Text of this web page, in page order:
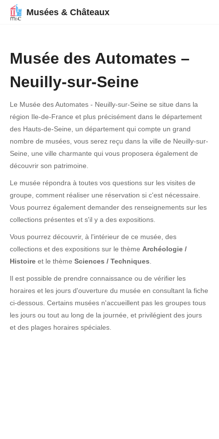
Musées & Châteaux
Musée des Automates –
Neuilly-sur-Seine
Le Musée des Automates - Neuilly-sur-Seine se situe dans la
région Ile-de-France et plus précisément dans le département
des Hauts-de-Seine, un département qui compte un grand
nombre de musées, vous serez reçu dans la ville de Neuilly-sur-
Seine, une ville charmante qui vous proposera également de
découvrir son patrimoine.
Le musée répondra à toutes vos questions sur les visites de
groupe, comment réaliser une réservation si c'est nécessaire.
Vous pourrez également demander des renseignements sur les
collections présentes et s'il y a des expositions.
Vous pourrez découvrir, à l'intérieur de ce musée, des
collections et des expositions sur le thème Archéologie /
Histoire et le thème Sciences / Techniques
Il est possible de prendre connaissance ou de vérifier les
horaires et les jours d'ouverture du musée en consultant la fiche
ci-dessous. Certains musées n'accueillent pas les groupes tous
les jours ou tout au long de la journée, et privilégient des jours
et des plages horaires spéciales.